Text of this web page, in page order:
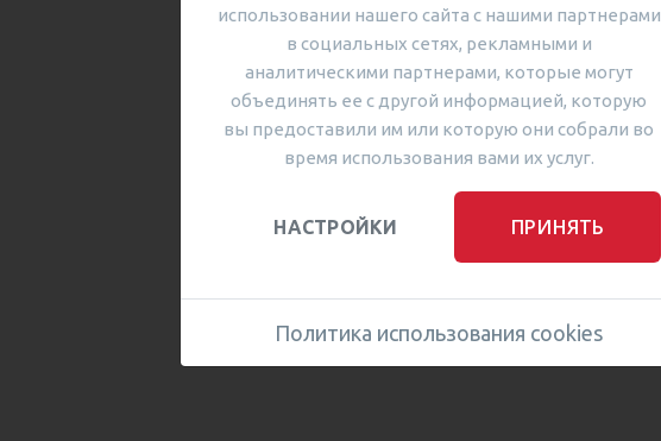
использовании нашего сайта с нашими партнерами
в социальных сетях, рекламными и
аналитическими партнерами, которые могут
объединять ее с другой информацией, которую
вы предоставили им или которую они собрали во
время использования вами их услуг.
НАСТРОЙКИ ПРИНЯТЬ
Политика использования cookies